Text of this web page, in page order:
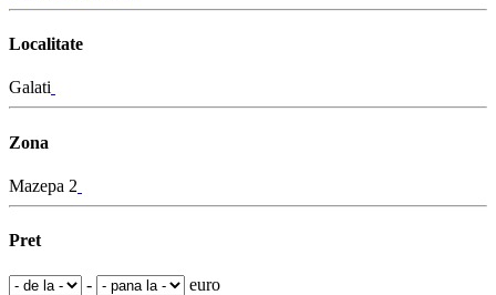
Localitate
Galati
Zona
Mazepa 2
Pret
- euro